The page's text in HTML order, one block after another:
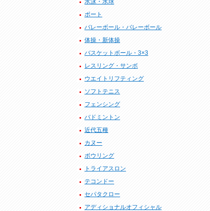
水泳・水球
ボート
バレーボール・バレーボール
体操・新体操
バスケットボール・3×3
レスリング・サンボ
ウエイトリフティング
ソフトテニス
フェンシング
バドミントン
近代五種
カヌー
ボウリング
トライアスロン
テコンドー
セパタクロー
アディショナルオフィシャル